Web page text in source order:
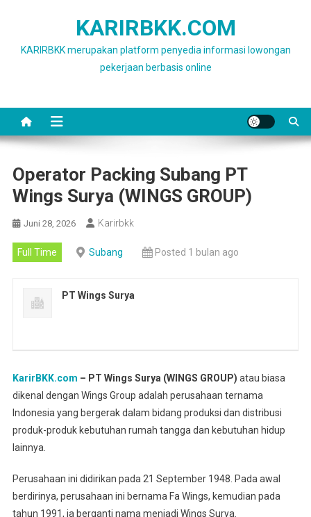
KARIRBKK.COM
KARIRBKK merupakan platform penyedia informasi lowongan
pekerjaan berbasis online
Operator Packing Subang PT
Wings Surya (WINGS GROUP)
Juni 28, 2026 Karirbkk
Full Time Subang Posted 1 bulan ago
PT Wings Surya
KarirBKK.com – PT Wings Surya (WINGS GROUP) atau biasa
dikenal dengan Wings Group adalah perusahaan ternama
Indonesia yang bergerak dalam bidang produksi dan distribusi
produk-produk kebutuhan rumah tangga dan kebutuhan hidup
lainnya.
Perusahaan ini didirikan pada 21 September 1948. Pada awal
berdirinya, perusahaan ini bernama Fa Wings, kemudian pada
tahun 1991, ia berganti nama menjadi Wings Surya.